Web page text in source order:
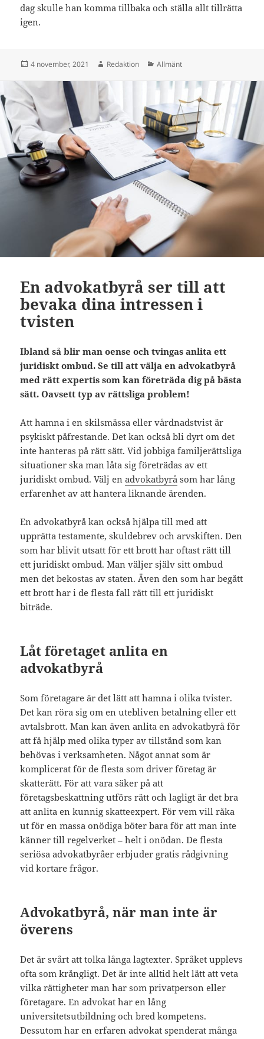
dag skulle han komma tillbaka och ställa allt tillrätta
igen.
Postat
4 november, 2021 Författare
Redaktion Kategorier
Allmänt
En advokatbyrå ser till att
bevaka dina intressen i
tvisten
Ibland så blir man oense och tvingas anlita ett
juridiskt ombud. Se till att välja en advokatbyrå
med rätt expertis som kan företräda dig på bästa
sätt. Oavsett typ av rättsliga problem!
Att hamna i en skilsmässa eller vårdnadstvist är
psykiskt påfrestande. Det kan också bli dyrt om det
inte hanteras på rätt sätt. Vid jobbiga familjerättsliga
situationer ska man låta sig företrädas av ett
juridiskt ombud. Välj enadvokatbyrå som har lång
erfarenhet av att hantera liknande ärenden.
En advokatbyrå kan också hjälpa till med att
upprätta testamente, skuldebrev och arvskiften. Den
som har blivit utsatt för ett brott har oftast rätt till
ett juridiskt ombud. Man väljer själv sitt ombud
men det bekostas av staten. Även den som har begått
ett brott har i de flesta fall rätt till ett juridiskt
biträde.
Låt företaget anlita en
advokatbyrå
Som företagare är det lätt att hamna i olika tvister.
Det kan röra sig om en utebliven betalning eller ett
avtalsbrott. Man kan även anlita en advokatbyrå för
att få hjälp med olika typer av tillstånd som kan
behövas i verksamheten. Något annat som är
komplicerat för de flesta som driver företag är
skatterätt. För att vara säker på att
företagsbeskattning utförs rätt och lagligt är det bra
att anlita en kunnig skatteexpert. För vem vill råka
ut för en massa onödiga böter bara för att man inte
känner till regelverket – helt i onödan. De flesta
seriösa advokatbyråer erbjuder gratis rådgivning
vid kortare frågor.
Advokatbyrå, när man inte är
överens
Det är svårt att tolka långa lagtexter. Språket upplevs
ofta som krångligt. Det är inte alltid helt lätt att veta
vilka rättigheter man har som privatperson eller
företagare. En advokat har en lång
universitetsutbildning och bred kompetens.
Dessutom har en erfaren advokat spenderat många